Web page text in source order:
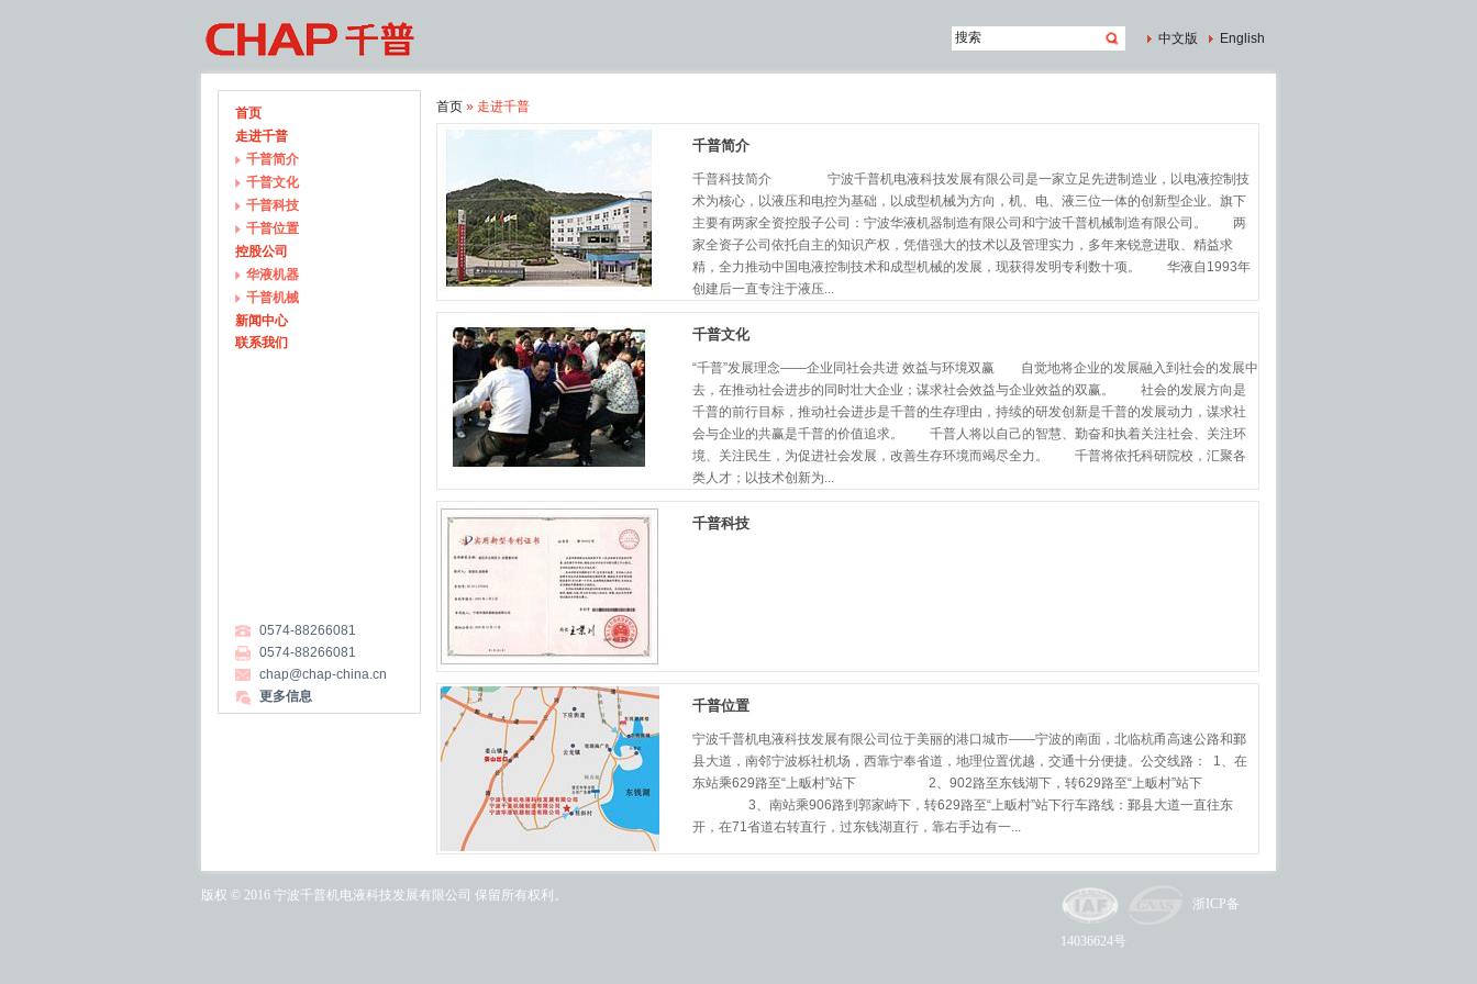
中文版 English
首页
走进千普
千普简介
千普文化
千普科技
千普位置
控股公司
华液机器
千普机械
新闻中心
联系我们
0574-88266081
0574-88266081
chap@chap-china.cn
更多信息
首页 » 走进千普
千普简介
千普科技简介 宁波千普机电液科技发展有限公司是一家立足先进制造业，以电液控制技
术为核心，以液压和电控为基础，以成型机械为方向，机、电、液三位一体的创新型企业。旗下
主要有两家全资控股子公司：宁波华液机器制造有限公司和宁波千普机械制造有限公司。 两
家全资子公司依托自主的知识产权，凭借强大的技术以及管理实力，多年来锐意进取、精益求
精，全力推动中国电液控制技术和成型机械的发展，现获得发明专利数十项。 华液自1993年
创建后一直专注于液压...
千普文化
“千普”发展理念——企业同社会共进 效益与环境双赢 自觉地将企业的发展融入到社会的发展中
去，在推动社会进步的同时壮大企业；谋求社会效益与企业效益的双赢。 社会的发展方向是
千普的前行目标，推动社会进步是千普的生存理由，持续的研发创新是千普的发展动力，谋求社
会与企业的共赢是千普的价值追求。 千普人将以自己的智慧、勤奋和执着关注社会、关注环
境、关注民生，为促进社会发展，改善生存环境而竭尽全力。 千普将依托科研院校，汇聚各
类人才；以技术创新为...
千普科技
千普位置
宁波千普机电液科技发展有限公司位于美丽的港口城市——宁波的南面，北临杭甬高速公路和鄞
县大道，南邻宁波栎社机场，西靠宁奉省道，地理位置优越，交通十分便捷。公交线路： 1、在
东站乘629路至“上畈村”站下 2、902路至东钱湖下，转629路至“上畈村”站下
3、南站乘906路到郭家峙下，转629路至“上畈村”站下行车路线：鄞县大道一直往东
开，在71省道右转直行，过东钱湖直行，靠右手边有一...
版权 © 2016 宁波千普机电液科技发展有限公司 保留所有权利。
浙ICP备
14036624号